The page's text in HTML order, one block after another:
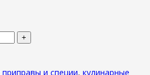
+
приправы и специи, кулинарные